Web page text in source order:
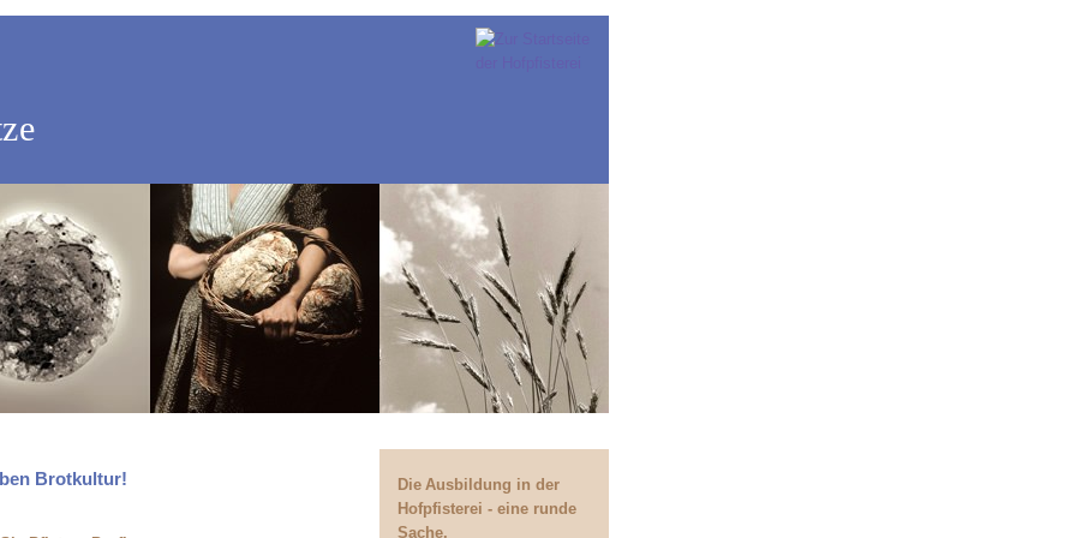
Die Ausbildung in der
Hofpfisterei - eine runde
Sache.
Brotkultur!